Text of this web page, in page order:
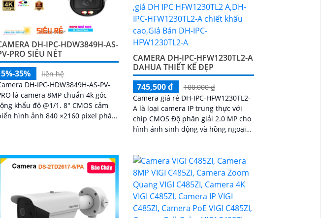
DH-IPC-HDW3849H-AS-
PRO SIÊU NÉT
5%-35%
liên hệ
DH-IPC-HDW3849H-AS-PV-
là camera 8MP chuẩn 4k góc
khẩu độ @1/1. 8" CMOS cảm
hình ảnh 840 ×2160 pixel phát
CAMERA DH-IPC-HFW1230TL2-A
DAHUA THIẾT KẾ ĐẸP
745,500 ₫
100,000 ₫
Camera giá rẻ DH-IPC-HFW1230TL2-
A là loại camera IP trung thực với
chip CMOS Độ phân giải 2.0 MP cho
hình ảnh sinh động và hồng ngoại